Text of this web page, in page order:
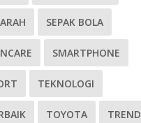
SEPAK BOLA
SMARTPHONE
TEKNOLOGI
TOYOTA TREND